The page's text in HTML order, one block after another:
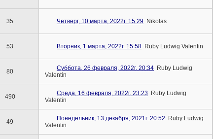
35 Четверг, 10 марта, 2022г. 15:29 Nikolas
53 Вторник, 1 марта, 2022г. 15:58 Ruby Ludwig Valentin
80 Суббота, 26 февраля, 2022г. 20:34 Ruby Ludwig
Valentin
490 Среда, 16 февраля, 2022г. 23:23 Ruby Ludwig
Valentin
49 Понедельник, 13 декабря, 2021г. 20:52 Ruby Ludwig
Valentin